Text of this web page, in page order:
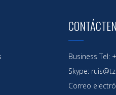
Business Tel:
Skype:
Correo